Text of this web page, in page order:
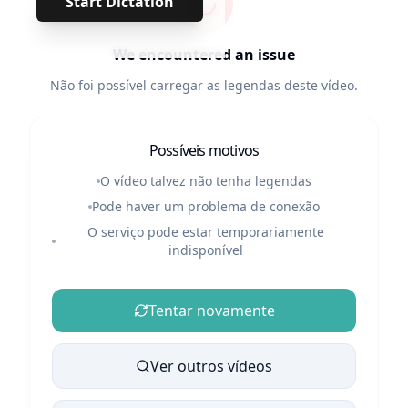
We encountered an issue
Não foi possível carregar as legendas deste vídeo.
Possíveis motivos
O vídeo talvez não tenha legendas
Pode haver um problema de conexão
O serviço pode estar temporariamente
indisponível
Tentar novamente
Ver outros vídeos